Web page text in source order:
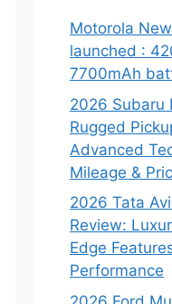
Motorola
launched :
7700mAh
2026 Subaru
Rugged
Advanced
Mileage &
2026 Tata
Review:
Edge
Performance